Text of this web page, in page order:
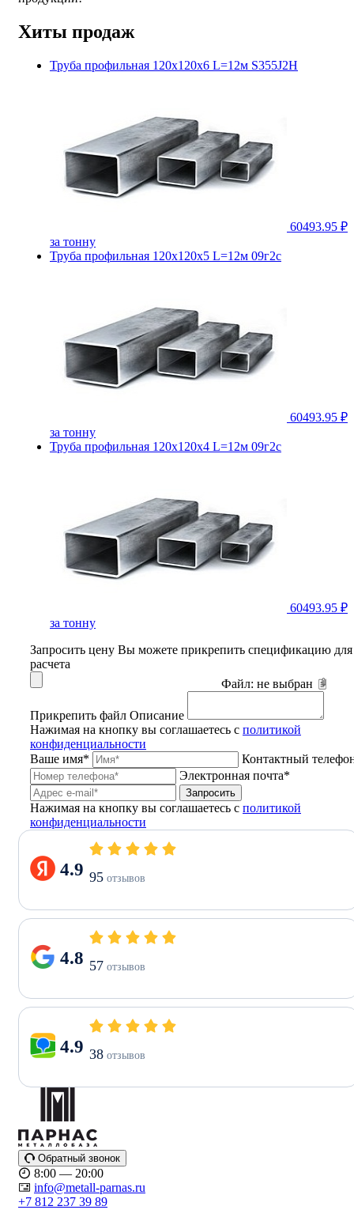
Хиты продаж
Труба профильная 120х120х6 L=12м S355J2H
60493.95 ₽
за тонну
Труба профильная 120х120х5 L=12м 09г2с
60493.95 ₽
за тонну
Труба профильная 120х120х4 L=12м 09г2с
60493.95 ₽
за тонну
Запросить цену Вы можете прикрепить спецификацию для
расчета
Файл: не выбран
Прикрепить файл Описание
Нажимая на кнопку вы соглашаетесь с политикой
конфиденциальности
Ваше имя*
Контактный
Электронная почта*
Запросить
Нажимая на кнопку вы соглашаетесь с политикой
конфиденциальности
4.9 95 отзывов
4.8 57 отзывов
4.9 38 отзывов
Обратный звонок
8:00 — 20:00
info@metall-parnas.ru
+7 812 237 39 89